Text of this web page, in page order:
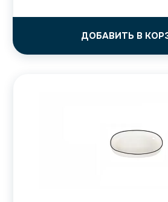
ДОБАВИТЬ В